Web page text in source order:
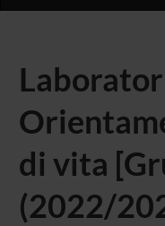
di vita
(2022/